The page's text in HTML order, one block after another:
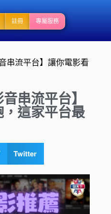
註冊 專屬服務
串流平台】讓你電影看
串流平台】
這家平台最
Twitter